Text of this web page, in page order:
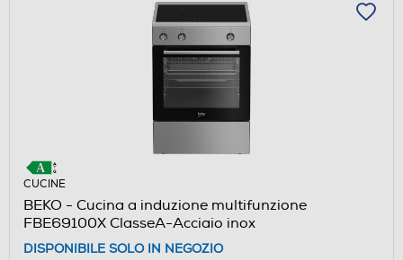
CUCINE
BEKO - Cucina a induzione multifunzione
FBE69100X ClasseA-Acciaio inox
DISPONIBILE SOLO IN NEGOZIO